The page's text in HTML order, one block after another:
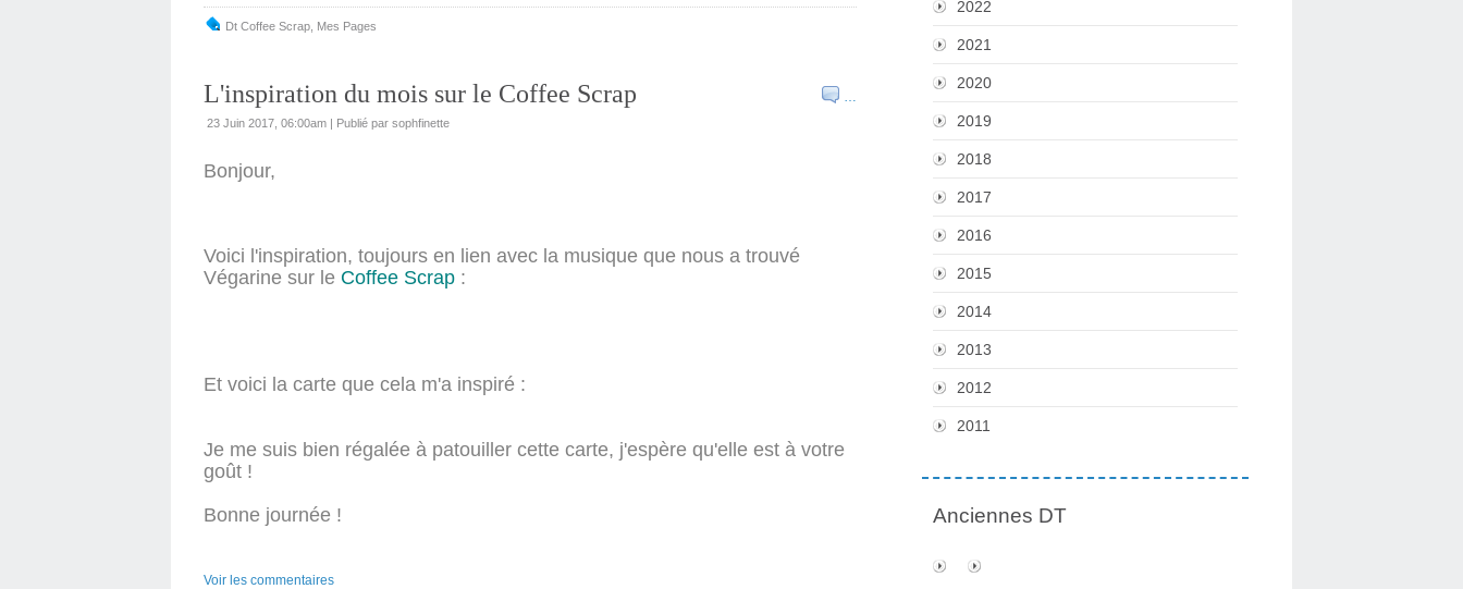
Dt Coffee Scrap Mes Pages
…
L'inspiration du mois sur le Coffee Scrap
23 Juin 2017, 06:00am | Publié par sophfinette
Bonjour,
Voici l'inspiration, toujours en lien avec la musique que nous a trouvé
Végarine sur le Coffee Scrap :
Et voici la carte que cela m'a inspiré :
Je me suis bien régalée à patouiller cette carte, j'espère qu'elle est à votre
goût !
Bonne journée !
Voir les commentaires
2022
2021
2020
2019
2018
2017
2016
2015
2014
2013
2012
2011
Anciennes DT